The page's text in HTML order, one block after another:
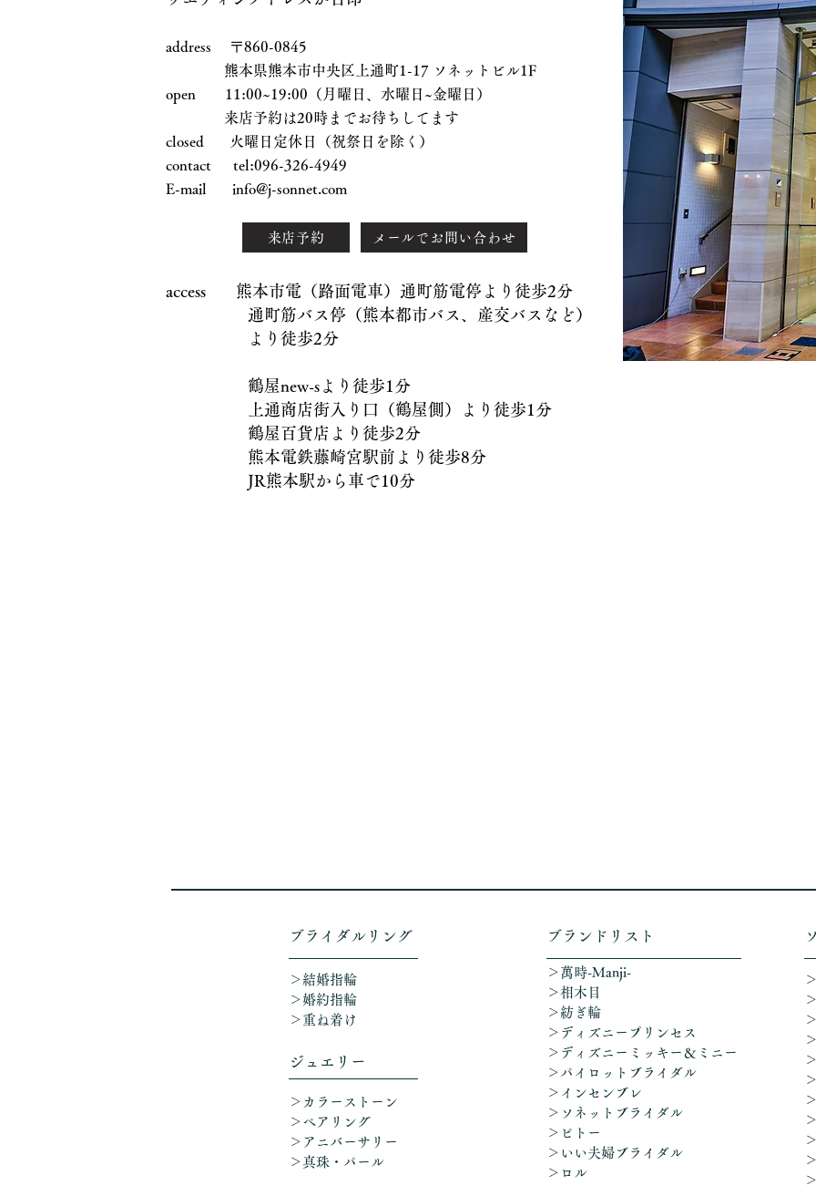
address 〒860-0845
熊本県熊本市中央区上通町1-17 ソネットビル1F
open 11:00~19:00（月曜日、水曜日~金曜日）
来店予約は20時までお待ちしてます
closed 火曜日定休日（祝祭日を除く）
contact tel:096-326-4949
E-mail info@j-sonnet.com
来店予約 メールでお問い合わせ
access 熊本市電（路面電車）通町筋電停より徒歩2分
通町筋バス停（熊本都市バス、産交バスなど）
より徒歩2分
鶴屋new-sより徒歩1分
上通商店街入り口（鶴屋側）より徒歩1分
鶴屋百貨店より徒歩2分
熊本電鉄藤崎宮駅前より徒歩8分
JR熊本駅から車で10分
​ブライダルリング
＞結婚指輪
＞婚約指輪
＞重ね着け​
ジュエリー
＞カラーストーン
＞ペアリング
＞アニバーサリー
​ ＞真珠・パール
​ブランドリスト
＞萬時-Manji-
＞相木目
＞紡ぎ輪
＞ディズニープリンセス
​＞ディズニーミッキー＆ミニー
＞パイロットブライダル
＞インセンブレ
＞ソネットブライダル
＞ピトー
＞いい夫婦ブライダル
＞ロル
​